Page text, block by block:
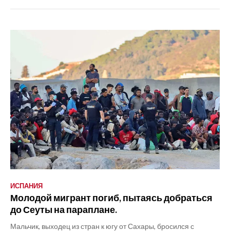
ИСПАНИЯ
Молодой мигрант погиб, пытаясь добраться
до Сеуты на параплане.
Мальчик, выходец из стран к югу от Сахары, бросился с